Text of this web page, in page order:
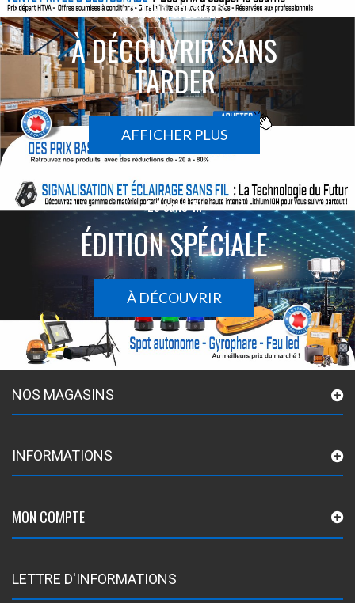
ACTIONS SPÉCIALES
À DÉCOUVRIR SANS
TARDER
AFFICHER PLUS
Le sans-fil
ÉDITION SPÉCIALE
À DÉCOUVRIR
NOS MAGASINS
INFORMATIONS
MON COMPTE
LETTRE D'INFORMATIONS